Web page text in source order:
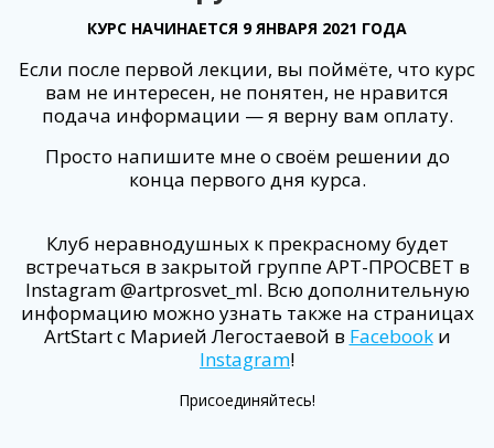
КУРС НАЧИНАЕТСЯ 9 ЯНВАРЯ 2021 ГОДА
Если после первой лекции, вы поймёте, что курс
вам не интересен, не понятен, не нравится
подача информации — я верну вам оплату.
Просто напишите мне о своём решении до
конца первого дня курса.
Клуб неравнодушных к прекрасному будет
встречаться в закрытой группе АРТ-ПРОСВЕТ в
Instagram @artprosvet_ml. Всю дополнительную
информацию можно узнать также на страницах
ArtStart с Марией Легостаевой в Facebookи
Instagram!
Присоединяйтесь!